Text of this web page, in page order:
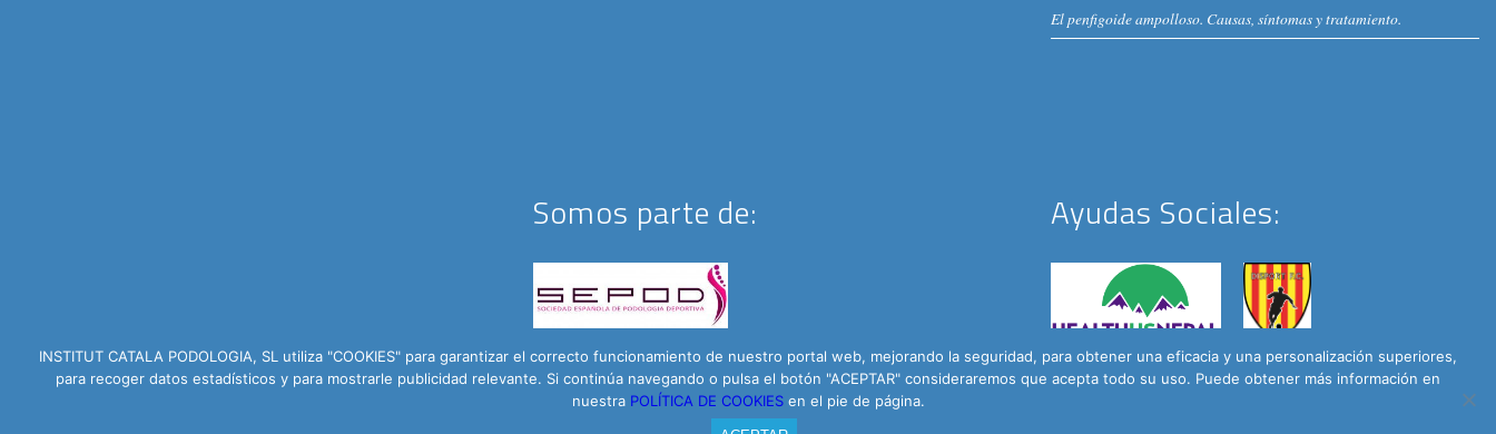
Somos parte de:
El penfigoide ampolloso. Causas, síntomas y tratamiento.
Ayudas Sociales:
INSTITUT CATALA PODOLOGIA, SL utiliza "COOKIES" para garantizar el correcto funcionamiento de nuestro portal web, mejorando la seguridad, para obtener una eficacia y una personalización superiores,
para recoger datos estadísticos y para mostrarle publicidad relevante. Si continúa navegando o pulsa el botón "ACEPTAR" consideraremos que acepta todo su uso. Puede obtener más información en
nuestra POLÍTICA DE COOKIES en el pie de página.